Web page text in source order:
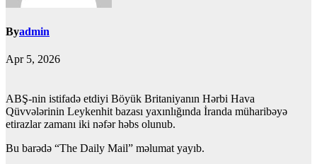
Byadmin
Apr 5, 2026
ABŞ-nin istifadə etdiyi Böyük Britaniyanın Hərbi Hava
Qüvvələrinin Leykenhit bazası yaxınlığında İranda müharibəyə
etirazlar zamanı iki nəfər həbs olunub.
Bu barədə “The Daily Mail” məlumat yayıb.